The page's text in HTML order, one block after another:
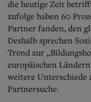
die heutige Zeit
zufolge haben 60
Partner fanden, den
Deshalb sprechen
Trend zur
europäischen
weitere Unterschiede
Partnersuche.